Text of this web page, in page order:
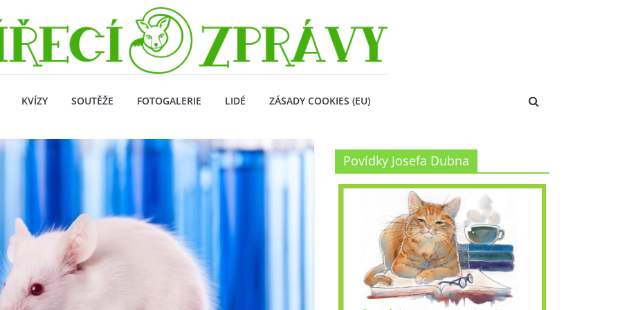
KVÍZY SOUTĚŽE FOTOGALERIE LIDÉ ZÁSADY COOKIES (EU)
Povídky Josefa Dubna